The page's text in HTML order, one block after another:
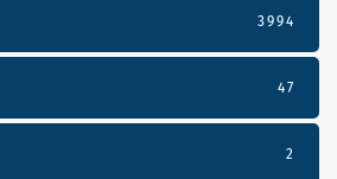
3994
47
2